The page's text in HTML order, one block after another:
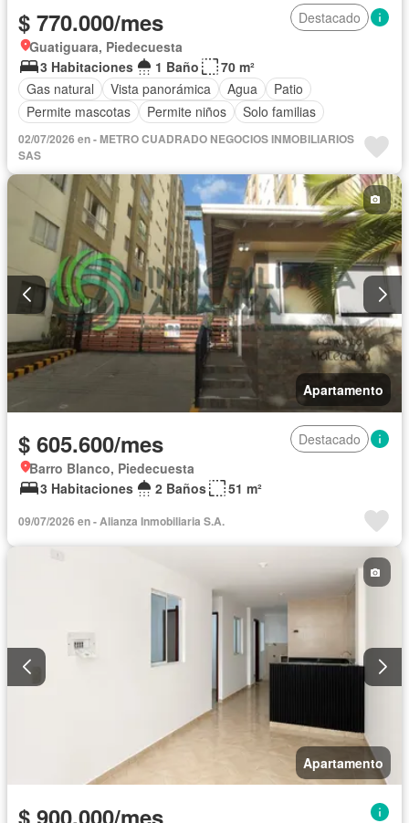
$ 770.000/mes
Destacado
Guatiguara, Piedecuesta
3 Habitaciones
1 Baño
70 m²
Gas natural
Vista panorámica Agua
Patio
Permite mascotas
Permite niños Solo familias
02/07/2026 en - METRO CUADRADO NEGOCIOS INMOBILIARIOS
SAS
Apartamento
$ 605.600/mes
Destacado
Barro Blanco, Piedecuesta
3 Habitaciones
2 Baños 51 m²
09/07/2026 en - Alianza Inmobiliaria S.A.
Apartamento
$ 900.000/mes